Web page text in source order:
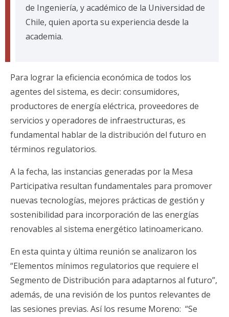
de Ingeniería, y académico de la Universidad de
Chile, quien aporta su experiencia desde la
academia.
Para lograr la eficiencia económica de todos los
agentes del sistema, es decir: consumidores,
productores de energía eléctrica, proveedores de
servicios y operadores de infraestructuras, es
fundamental hablar de la distribución del futuro en
términos regulatorios.
A la fecha, las instancias generadas por la Mesa
Participativa resultan fundamentales para promover
nuevas tecnologías, mejores prácticas de gestión y
sostenibilidad para incorporación de las energías
renovables al sistema energético latinoamericano.
En esta quinta y última reunión se analizaron los
“Elementos mínimos regulatorios que requiere el
Segmento de Distribución para adaptarnos al futuro”,
además, de una revisión de los puntos relevantes de
las sesiones previas. Así los resume Moreno: “Se